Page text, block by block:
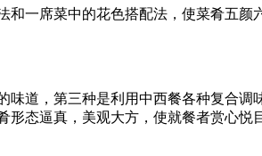
一席菜中的花色搭配法，使菜肴五颜
道，第三种是利用中西餐各种复合调
态逼真，美观大方，使就餐者赏心悦